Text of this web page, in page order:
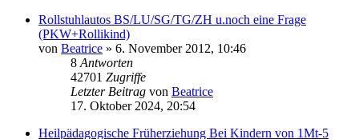
Rollstuhlautos BS/LU/SG/TG/ZH u.noch eine Frage
(PKW+Rollikind)
von Beatrice » 6. November 2012, 10:46
8 Antworten
42701 Zugriffe
Letzter Beitrag von Beatrice
17. Oktober 2024, 20:54
Heilpädagogische Früherziehung Bei Kindern von 1Mt-5